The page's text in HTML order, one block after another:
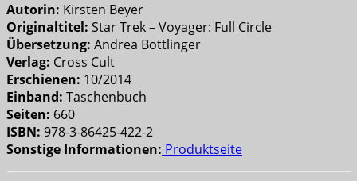
Autorin: Kirsten Beyer
Originaltitel: Star Trek – Voyager: Full Circle
Übersetzung: Andrea Bottlinger
Verlag: Cross Cult
Erschienen: 10/2014
Einband: Taschenbuch
Seiten: 660
ISBN: 978-3-86425-422-2
Sonstige Informationen: Produktseite